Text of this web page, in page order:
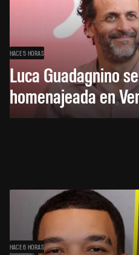
HACE 5 HORAS
Luca Guadagnino
homenajeada en
HACE 6 HORAS